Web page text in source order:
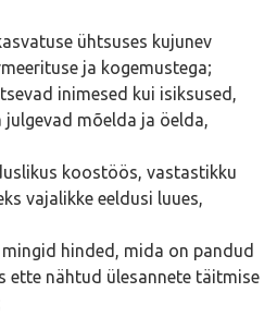
ühtsuses kujunev
ja kogemustega;
inimesed kui isiksused,
mõelda ja öelda,
koostöös, vastastikku
vajalikke eeldusi luues,
hinded, mida on pandud
ette nähtud ülesannete täitmise